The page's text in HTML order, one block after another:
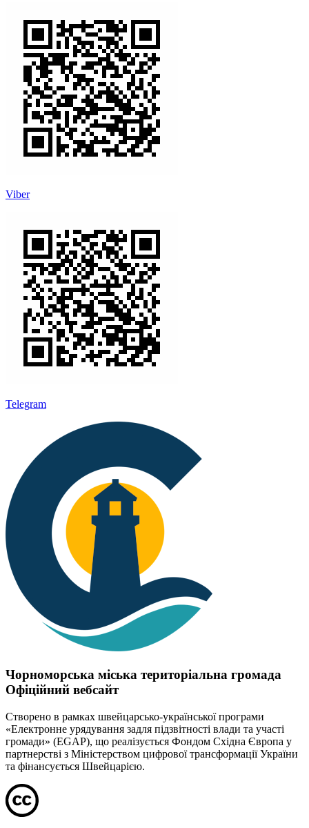
Viber
Telegram
Чорноморська міська територіальна громада
Офіційний вебсайт
Створено в рамках швейцарсько-української програми
«Електронне урядування задля підзвітності влади та участі
громади» (EGAP), що реалізується Фондом Східна Європа у
партнерстві з Міністерством цифрової трансформації України
та фінансується Швейцарією.